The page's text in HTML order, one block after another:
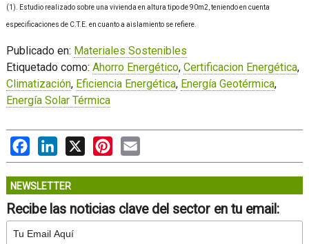
(1). Estudio realizado sobre una vivienda en altura tipo de 90m2, teniendo en cuenta
especificaciones de C.T.E. en cuanto a aislamiento se refiere.
Publicado en: Materiales Sostenibles
Etiquetado como: Ahorro Energético, Certificacion Energética,
Climatización, Eficiencia Energética, Energía Geotérmica,
Energía Solar Térmica
FacebookLinkedIn Pinterest
NEWSLETTER
Recibe las noticias clave del sector en tu email: